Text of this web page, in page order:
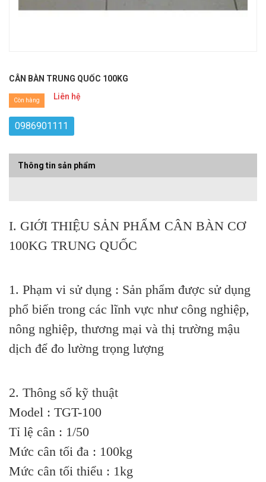
CÂN BÀN TRUNG QUỐC 100KG
Liên hệ
Còn hàng
0986901111
Thông tin sản phẩm
I. GIỚI THIỆU SẢN PHẨM CÂN BÀN CƠ
100KG TRUNG QUỐC
1. Phạm vi sử dụng : Sản phẩm được sử dụng
phổ biến trong các lĩnh vực như công nghiệp,
nông nghiệp, thương mại và thị trường mậu
dịch để đo lường trọng lượng
2. Thông số kỹ thuật
Model : TGT-100
Tỉ lệ cân : 1/50
Mức cân tối đa : 100kg
Mức cân tối thiểu : 1kg